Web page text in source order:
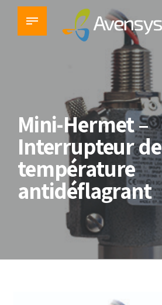
Mini-Hermet –
Interrupteur de
température
antidéflagrant